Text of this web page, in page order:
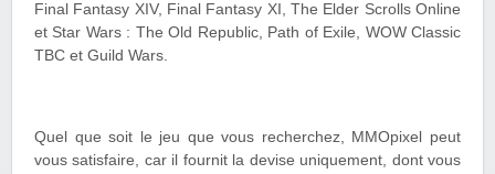
Final Fantasy XIV, Final Fantasy XI, The Elder Scrolls Online
et Star Wars : The Old Republic, Path of Exile, WOW Classic
TBC et Guild Wars.
Quel que soit le jeu que vous recherchez, MMOpixel peut
vous satisfaire, car il fournit la devise uniquement, dont vous